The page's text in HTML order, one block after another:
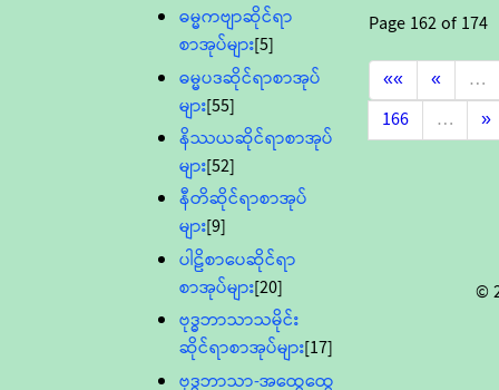
ဓမ္မကဗျာဆိုင်ရာ
စာအုပ်များ[5]
ဓမ္မပဒဆိုင်ရာစာအုပ်
များ[55]
နိဿယဆိုင်ရာစာအုပ်
များ[52]
နီတိဆိုင်ရာစာအုပ်
များ[9]
ပါဠိစာပေဆိုင်ရာ
စာအုပ်များ[20]
ဗုဒ္ဓဘာသာသမိုင်း
ဆိုင်ရာစာအုပ်များ[17]
ဗုဒ္ဓဘာသာ-အထွေထွေ
Page162of174
««
«
…
166
… »
©